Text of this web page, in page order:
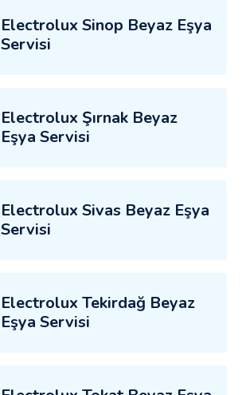
Electrolux Sinop Beyaz Eşya
Servisi
Electrolux Şırnak Beyaz
Eşya Servisi
Electrolux Sivas Beyaz Eşya
Servisi
Electrolux Tekirdağ Beyaz
Eşya Servisi